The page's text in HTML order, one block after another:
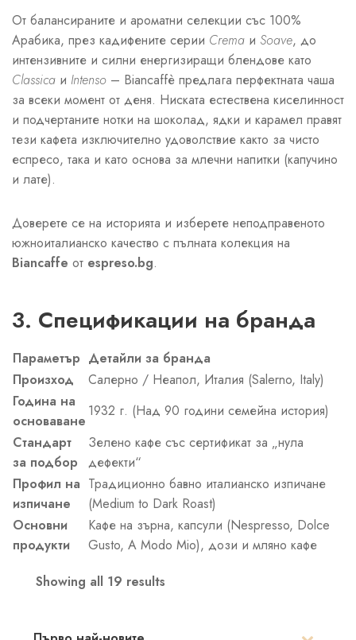
От балансираните и ароматни селекции със 100%
Арабика, през кадифените серии Crema и Soave, до
интензивните и силни енергизиращи блендове като
Classica и Intenso – Biancaffè предлага перфектната чаша
за всеки момент от деня. Ниската естествена киселинност
и подчертаните нотки на шоколад, ядки и карамел правят
тези кафета изключително удоволствие както за чисто
еспресо, така и като основа за млечни напитки (капучино
и лате).
Доверете се на историята и изберете неподправеното
южноиталианско качество с пълната колекция на
Biancaffe от espreso.bg.
3. Спецификации на бранда
Параметър Детайли за бранда
Произход
Салерно / Неапол, Италия (Salerno, Italy)
Година на
основаване
1932 г. (Над 90 години семейна история)
Стандарт
за подбор
Зелено кафе със сертификат за „нула
дефекти“
Профил на
изпичане
Традиционно бавно италианско изпичане
(Medium to Dark Roast)
Основни
продукти
Кафе на зърна, капсули (Nespresso, Dolce
Gusto, A Modo Mio), дози и мляно кафе
Showing all 19 results